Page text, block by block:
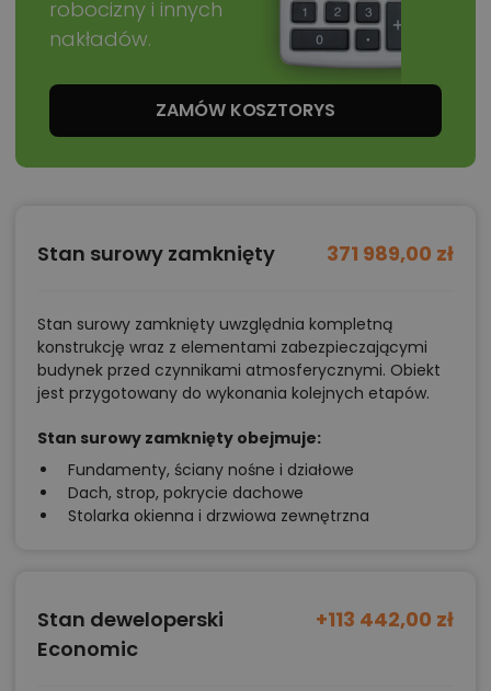
robocizny i innych
nakładów.
ZAMÓW KOSZTORYS
Stan surowy zamknięty 371 989,00 zł
Stan surowy zamknięty uwzględnia kompletną
konstrukcję wraz z elementami zabezpieczającymi
budynek przed czynnikami atmosferycznymi. Obiekt
jest przygotowany do wykonania kolejnych etapów.
Stan surowy zamknięty obejmuje:
Fundamenty, ściany nośne i działowe
Dach, strop, pokrycie dachowe
Stolarka okienna i drzwiowa zewnętrzna
Stan deweloperski
Economic
+113 442,00 zł